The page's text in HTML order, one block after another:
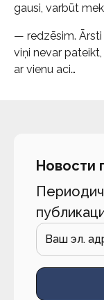
gausi, varbūt
— redzēsim. Ārsti
viņi nevar
ar vienu aci…
Новости